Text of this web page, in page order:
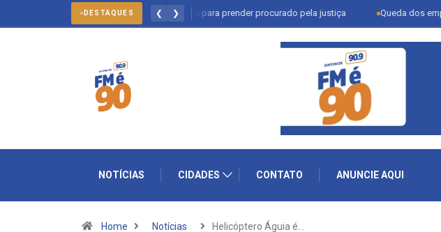
DESTAQUES ❮ ❯
Salto: forças policiais se mobilizam para prender procurado pela justiça Queda dos empregos
NOTÍCIAS CIDADES CONTATO ANUNCIE AQUI
Home Notícias Helicóptero Águia é…